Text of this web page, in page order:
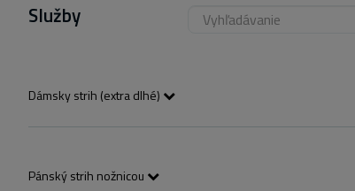
Služby
Dámsky strih (extra dlhé)
Pánský strih nožnicou